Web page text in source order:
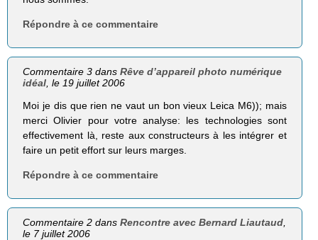
Répondre à ce commentaire
Commentaire 3 dansRêve d’appareil photo numérique
idéal , le 19 juillet 2006
Moi je dis que rien ne vaut un bon vieux Leica M6)); mais
merci Olivier pour votre analyse: les technologies sont
effectivement là, reste aux constructeurs à les intégrer et
faire un petit effort sur leurs marges.
Répondre à ce commentaire
Commentaire 2 dansRencontre avec Bernard Liautaud
le 7 juillet 2006